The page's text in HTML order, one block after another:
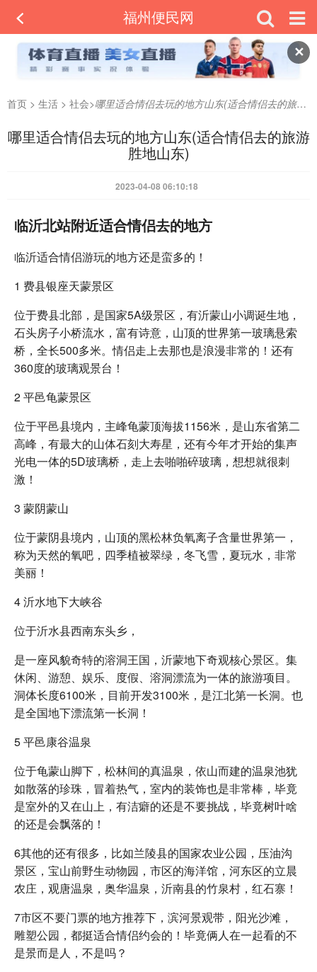
✕
福州便民网
首页 > 生活 > 社会>哪里适合情侣去玩的地方山东(适合情侣去的旅游胜地山东)
哪里适合情侣去玩的地方山东(适合情侣去的旅游
胜地山东)
2023-04-08 06:10:18
临沂北站附近适合情侣去的地方
临沂适合情侣游玩的地方还是蛮多的！
1 费县银座天蒙景区
位于费县北部，是国家5A级景区，有沂蒙山小调诞生地，
石头房子小桥流水，富有诗意，山顶的世界第一玻璃悬索
桥，全长500多米。情侣走上去那也是浪漫非常的！还有
360度的玻璃观景台！
2 平邑龟蒙景区
位于平邑县境内，主峰龟蒙顶海拔1156米，是山东省第二
高峰，有最大的山体石刻大寿星，还有今年才开始的集声
光电一体的5D玻璃桥，走上去啪啪碎玻璃，想想就很刺
激！
3 蒙阴蒙山
位于蒙阴县境内，山顶的黑松林负氧离子含量世界第一，
称为天然的氧吧，四季植被翠绿，冬飞雪，夏玩水，非常
美丽！
4 沂水地下大峡谷
位于沂水县西南东头乡，
是一座风貌奇特的溶洞王国，沂蒙地下奇观核心景区。集
休闲、游憩、娱乐、度假、溶洞漂流为一体的旅游项目。
洞体长度6100米，目前开发3100米，是江北第一长洞。也
是全国地下漂流第一长洞！
5 平邑康谷温泉
位于龟蒙山脚下，松林间的真温泉，依山而建的温泉池犹
如散落的珍珠，冒着热气，室内的装饰也是非常棒，毕竟
是室外的又在山上，有洁癖的还是不要挑战，毕竟树叶啥
的还是会飘落的！
6其他的还有很多，比如兰陵县的国家农业公园，压油沟
景区，宝山前野生动物园，市区的海洋馆，河东区的立晨
农庄，观唐温泉，奥华温泉，沂南县的竹泉村，红石寨！
7市区不要门票的地方推荐下，滨河景观带，阳光沙滩，
雕塑公园，都挺适合情侣约会的！毕竟俩人在一起看的不
是景而是人，不是吗？